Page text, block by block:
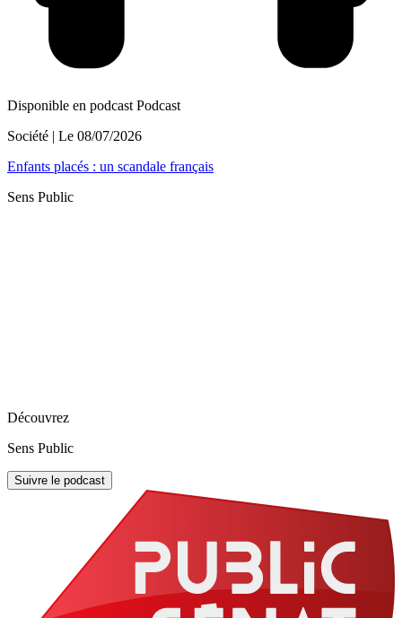
Disponible en podcast Podcast
Société | Le 08/07/2026
Enfants placés : un scandale français
Sens Public
Découvrez
Sens Public
Suivre le podcast